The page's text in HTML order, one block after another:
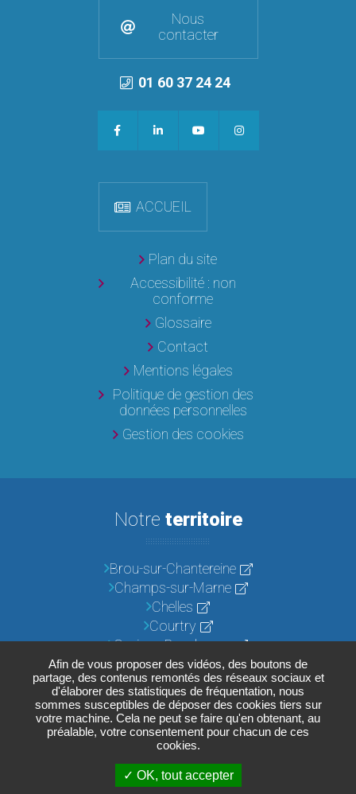
Afin de vous proposer des vidéos, des boutons de
partage, des contenus remontés des réseaux sociaux et
d'élaborer des statistiques de fréquentation, nous
sommes susceptibles de déposer des cookies tiers sur
votre machine. Cela ne peut se faire qu'en obtenant, au
préalable, votre consentement pour chacun de ces
cookies.
OK, tout accepter
Nous
contacter
01 60 37 24 24
ACCUEIL
Plan du site
Accessibilité : non
conforme
Glossaire
Contact
Mentions légales
Politique de gestion des
données personnelles
Gestion des cookies
Notre territoire
Brou-sur-Chantereine
Champs-sur-Marne
Chelles
Courtry
Croissy-Beaubourg
Emerainville
Lognes
Noisiel
Pontault-Combault
Roissy-en-Brie
Vaires-sur-Marne